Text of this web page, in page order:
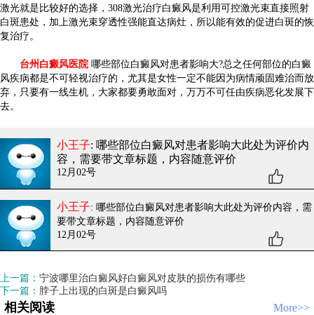
激光就是比较好的选择，308激光治疗白癜风是利用可控激光束直接照射
白斑患处，加上激光束穿透性强能直达病灶，所以能有效的促进白斑的恢
复治疗。
台州白癜风医院哪些部位白癜风对患者影响大?总之任何部位的白癜
风疾病都是不可轻视治疗的，尤其是女性一定不能因为病情顽固难治而放
弃，只要有一线生机，大家都要勇敢面对，万万不可任由疾病恶化发展下
去。
小王子: 哪些部位白癜风对患者影响大此处为评价内
容，需要带文章标题，内容随意评价
12月02号
小王子: 哪些部位白癜风对患者影响大此处为评价内容，需
要带文章标题，内容随意评价
12月02号
上一篇： 宁波哪里治白癜风好白癜风对皮肤的损伤有哪些
下一篇： 脖子上出现的白斑是白癜风吗
相关阅读 More>>